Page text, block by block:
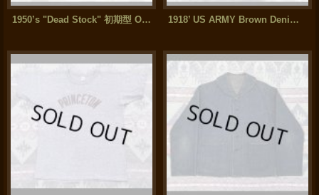
1950’s "Dead Stock" 初期型 OG107 Cotton Sateen Utility Trousers (XL) 1918’ US ARMY Brown Denim Daisy Mae Hat (7 1/8)